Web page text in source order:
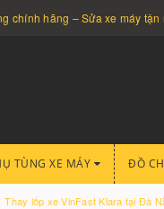
chính hãng – Sửa xe máy
TÙNG XE MÁY ĐỒ
Thay lốp xe VinFast Klara tại Đà